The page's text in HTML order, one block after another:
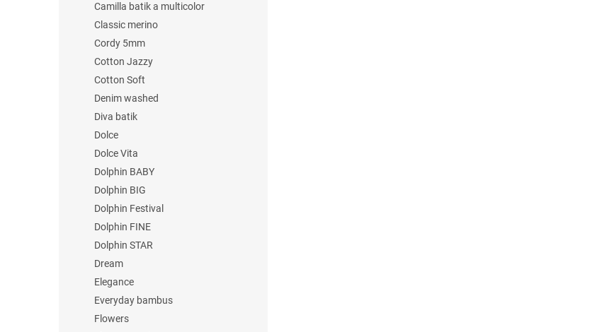
Camilla batik a multicolor
Classic merino
Cordy 5mm
Cotton Jazzy
Cotton Soft
Denim washed
Diva batik
Dolce
Dolce Vita
Dolphin BABY
Dolphin BIG
Dolphin Festival
Dolphin FINE
Dolphin STAR
Dream
Elegance
Everyday bambus
Flowers